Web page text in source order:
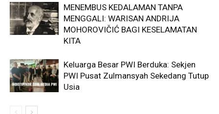
MENEMBUS KEDALAMAN TANPA
MENGGALI: WARISAN ANDRIJA
MOHOROVIČIĆ BAGI KESELAMATAN
KITA
Keluarga Besar PWI Berduka: Sekjen
PWI Pusat Zulmansyah Sekedang Tutup
Usia